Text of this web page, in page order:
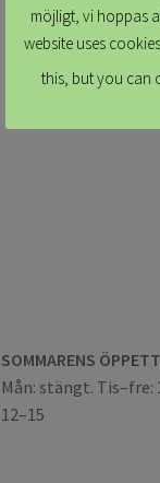
SOMMARENS
Mån: stängt. Tis–fre:
12–15
möjligt, vi hoppas
website uses
this, but you can